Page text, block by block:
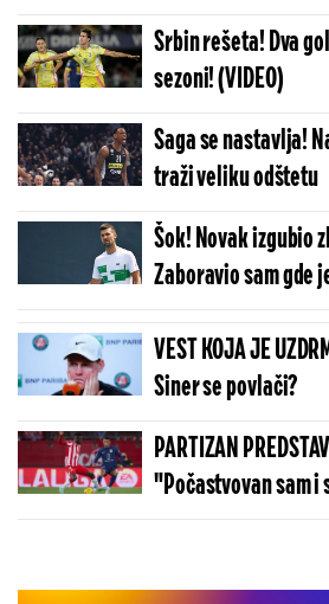
Srbin rešeta! Dva
sezoni! (VIDEO)
Saga se nastavlja!
traži veliku odštetu
Šok! Novak izgubio
Zaboravio sam gde
VEST KOJA JE
Siner se povlači?
PARTIZAN
"Počastvovan sam i
sa velikom